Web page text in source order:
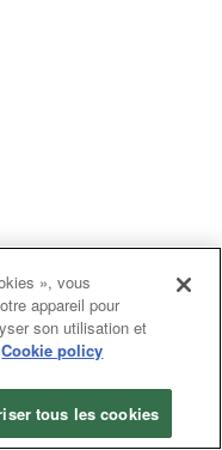
», vous
appareil pour
son utilisation et
Cookie policy
tous les cookies